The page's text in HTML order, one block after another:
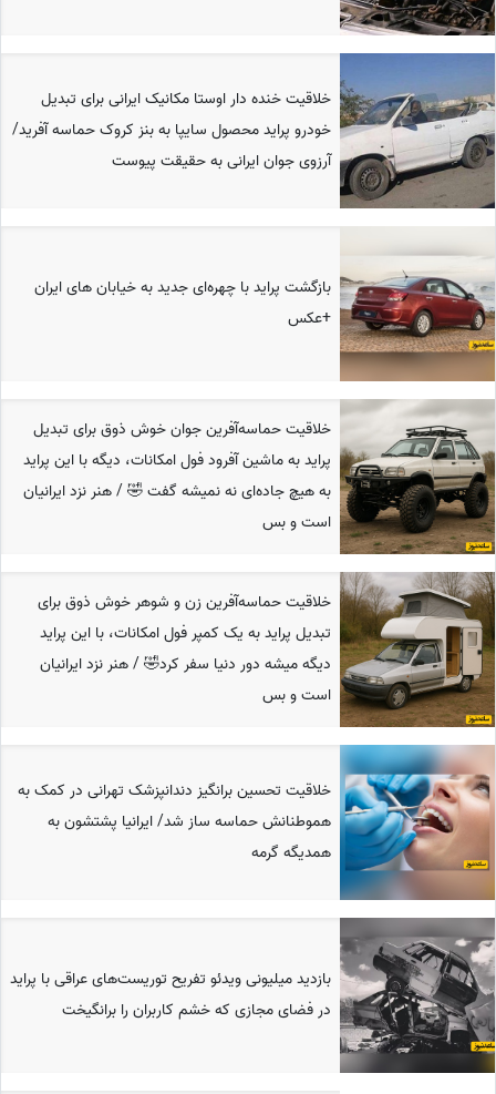
خلاقیت خنده دار اوستا مکانیک ایرانی برای تبدیل
خودرو پراید محصول سایپا به بنز کروک حماسه آفرید/
آرزوی جوان ایرانی به حقیقت پیوست
بازگشت پراید با چهره‌ای جدید به خیابان های ایران
+عکس
خلاقیت حماسه‌آفرین جوان خوش ذوق برای تبدیل
پراید به ماشین آفرود فول امکانات، دیگه با این پراید
به هیچ جاده‌‌ای نه نمیشه گفت 🤣 / هنر نزد ایرانیان
است و بس
خلاقیت حماسه‌آفرین زن و شوهر خوش ذوق برای
تبدیل پراید به یک کمپر فول امکانات، با این پراید
دیگه میشه دور دنیا سفر کرد🤣 / هنر نزد ایرانیان
است و بس
خلاقیت تحسین برانگیز دندانپزشک تهرانی در کمک به
هموطنانش حماسه ساز شد/ ایرانیا پشتشون به
همدیگه گرمه
بازدید میلیونی ویدئو تفریح توریست‌های عراقی با پراید
در فضای مجازی که خشم کاربران را برانگیخت